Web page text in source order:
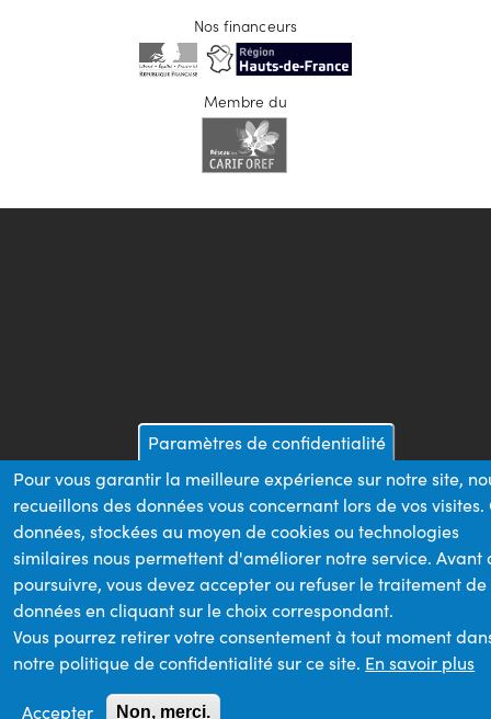
Nos financeurs
Membre du
Paramètres de confidentialité
Pour vous garantir la meilleure expérience sur notre site,
recueillons des données vous concernant lors de vos visites.
données, stockées au moyen de cookies ou technologies
similaires nous permettent d'améliorer notre service. Avant
poursuivre, vous devez accepter ou refuser le traitement de
données en cliquant sur le choix correspondant.
Vous pourrez retirer votre consentement à tout moment
notre politique de confidentialité sur ce site. En savoir plus
Accepter Non, merci.